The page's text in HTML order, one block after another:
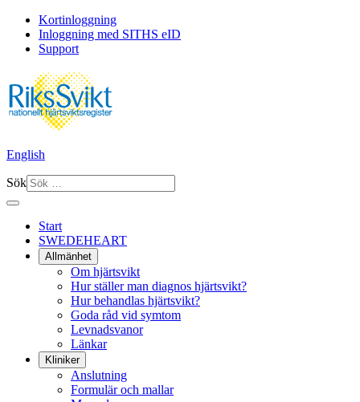
Kortinloggning
Inloggning med SITHS eID
Support
English
Sök
Start
SWEDEHEART
Allmänhet
Om hjärtsvikt
Hur ställer man diagnos hjärtsvikt?
Hur behandlas hjärtsvikt?
Goda råd vid symtom
Levnadsvanor
Länkar
Kliniker
Anslutning
Formulär och mallar